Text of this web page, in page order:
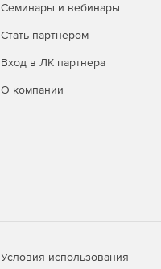
Семинары и вебинары
Стать партнером
Вход в ЛК партнера
О компании
Условия использования